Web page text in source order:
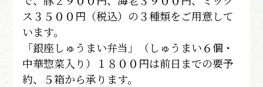
ス３５００円（税込）の３種類をご用意して
います。
「銀座しゅうまい弁当」（しゅうまい６個・
中華惣菜入り）１８００円は前日までの要予
約、５箱から承ります。